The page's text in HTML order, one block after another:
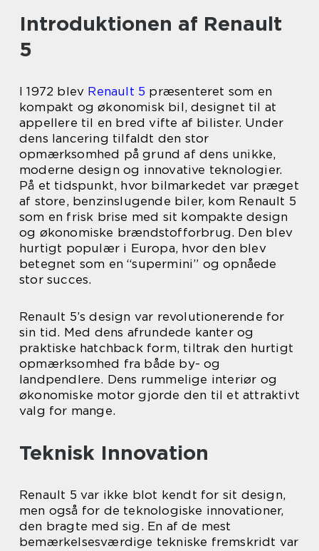
Introduktionen af Renault
5
I 1972 blev Renault 5 præsenteret som en
kompakt og økonomisk bil, designet til at
appellere til en bred vifte af bilister. Under
dens lancering tilfaldt den stor
opmærksomhed på grund af dens unikke,
moderne design og innovative teknologier.
På et tidspunkt, hvor bilmarkedet var præget
af store, benzinslugende biler, kom Renault 5
som en frisk brise med sit kompakte design
og økonomiske brændstofforbrug. Den blev
hurtigt populær i Europa, hvor den blev
betegnet som en “supermini” og opnåede
stor succes.
Renault 5’s design var revolutionerende for
sin tid. Med dens afrundede kanter og
praktiske hatchback form, tiltrak den hurtigt
opmærksomhed fra både by- og
landpendlere. Dens rummelige interiør og
økonomiske motor gjorde den til et attraktivt
valg for mange.
Teknisk Innovation
Renault 5 var ikke blot kendt for sit design,
men også for de teknologiske innovationer,
den bragte med sig. En af de mest
bemærkelsesværdige tekniske fremskridt var